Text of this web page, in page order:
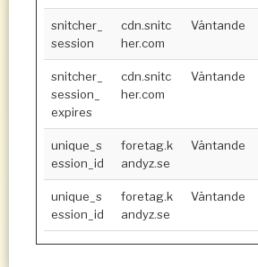
snitcher_
session
cdn.snitc
her.com
Väntande
snitcher_
session_
expires
cdn.snitc
her.com
Väntande
unique_s
ession_id
foretag.k
andyz.se
Väntande
unique_s
ession_id
foretag.k
andyz.se
Väntande